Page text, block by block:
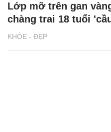
KHỎE - ĐẸP
Lớp mỡ trên gan
chàng trai 18 tuổi